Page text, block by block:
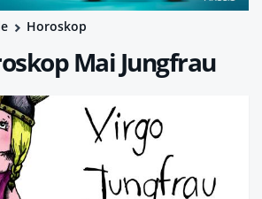
Horoskop
Mai Jungfrau